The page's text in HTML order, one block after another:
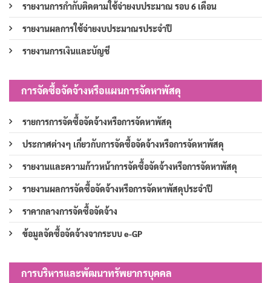
รายงานการกำกับติดตามใช้จ่ายงบประมาณ รอบ 6 เดือน
รายงานผลการใช้จ่ายงบประมาณรประจำปี
รายงานการเงินและบัญชี
การจัดซื้อจัดจ้างหรือแผนการจัดหาพัสดุ
รายการการจัดซื้อจัดจ้างหรือการจัดหาพัสดุ
ประกาศต่างๆ เกี่ยวกับการจัดซื้อจัดจ้างหรือการจัดหาพัสดุ
รายงานและความก้าวหน้าการจัดซื้อจัดจ้างหรือการจัดหาพัสดุ
รายงานผลการจัดซื้อจัดจ้างหรือการจัดหาพัสดุประจำปี
ราคากลางการจัดซื้อจัดจ้าง
ข้อมูลจัดซื้อจัดจ้างจากระบบ e-GP
การบริหารและพัฒนาทรัพยากรบุคคล